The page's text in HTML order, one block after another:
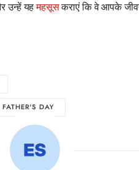
उन्हें यहमहसूसकराएं कि वे आपके
DAY